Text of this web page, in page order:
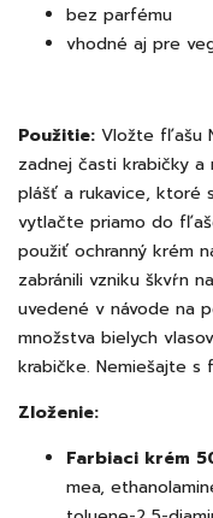
bez parfému
vhodné aj pre
Použitie: Vložte fľašu
zadnej časti krabičky a
plášť a rukavice, ktoré
vytlačte priamo do
použiť ochranný krém
zabránili vzniku škvŕn
uvedené v návode na
množstva bielych
krabičke. Nemiešajte s
Zloženie:
Farbiaci krém
mea,